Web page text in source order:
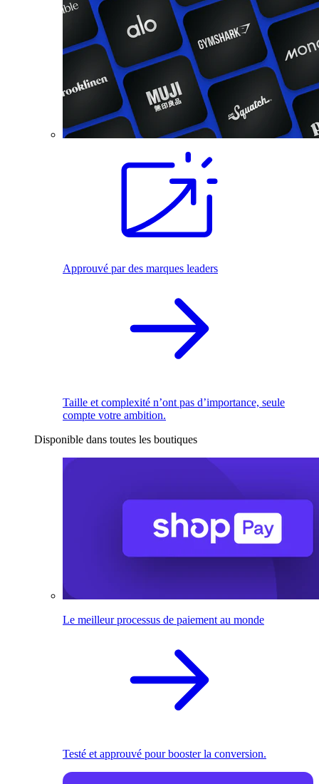
Approuvé par des marques leaders
Taille et complexité n’ont pas d’importance, seule
compte votre ambition.
Disponible dans toutes les boutiques
Le meilleur processus de paiement au monde
Testé et approuvé pour booster la conversion.